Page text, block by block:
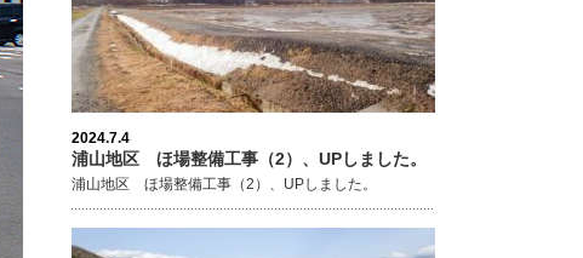
2024.7.4
浦山地区 ほ場整備工事（2）、UPしました。
浦山地区 ほ場整備工事（2）、UPしました。